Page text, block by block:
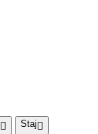
Staj